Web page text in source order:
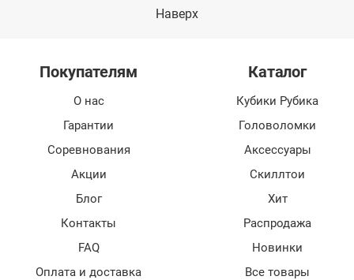
Наверх
Покупателям
О нас
Гарантии
Соревнования
Акции
Блог
Контакты
FAQ
Оплата и доставка
Каталог
Кубики Рубика
Головоломки
Аксессуары
Скиллтои
Хит
Распродажа
Новинки
Все товары